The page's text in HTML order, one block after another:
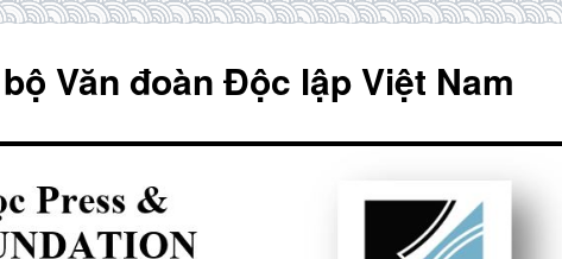
Văn đoàn Độc lập Việt Nam